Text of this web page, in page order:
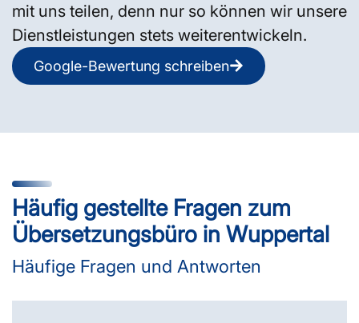
mit uns teilen, denn nur so können wir unsere
Dienstleistungen stets weiterentwickeln.
Google-Bewertung schreiben
Häufig gestellte Fragen zum
Übersetzungsbüro in Wuppertal
Häufige Fragen und Antworten